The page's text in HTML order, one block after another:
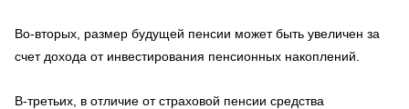
Во-вторых, размер будущей пенсии может быть увеличен за
счет дохода от инвестирования пенсионных накоплений.
В-третьих, в отличие от страховой пенсии средства